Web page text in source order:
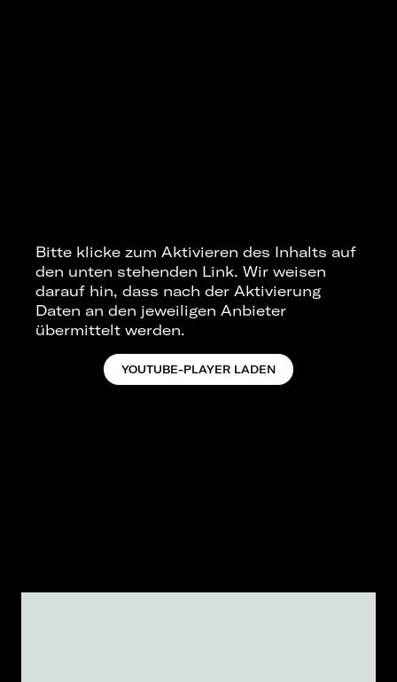
Bitte klicke zum Aktivieren des Inhalts auf
den unten stehenden Link. Wir weisen
darauf hin, dass nach der Aktivierung
Daten an den jeweiligen Anbieter
übermittelt werden.
YOUTUBE-PLAYER LADEN